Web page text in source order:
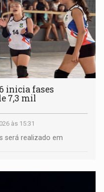
inicia fases
7,3 mil
às 15:31
será realizado em